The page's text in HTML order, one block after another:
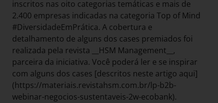
inscritos nas oito categorias temáticas e mais de
2.400 empresas indicadas na categoria Top of Mind
#DiversidadeEmPrática. A cobertura e
detalhamento de alguns dos cases premiados foi
realizada pela revista __HSM Management__,
parceira da iniciativa. Você poderá ler e se inspirar
com alguns dos cases [descritos neste artigo aqui]
(https://materiais.revistahsm.com.br/lp-b2b-
webinar-negocios-sustentaveis-2w-ecobank).